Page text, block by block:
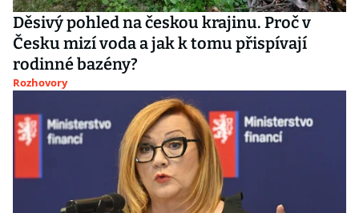
Děsivý pohled na českou krajinu. Proč v
Česku mizí voda a jak k tomu přispívají
rodinné bazény?
Rozhovory